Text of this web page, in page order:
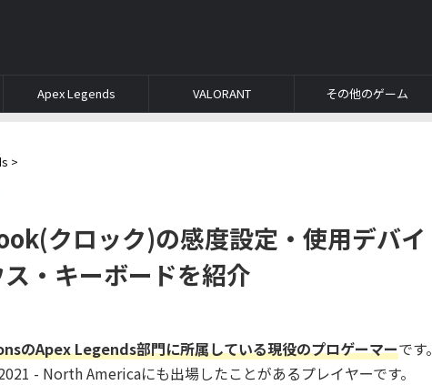
Apex Legends VALORANT その他のゲーム
>
クロック)の感度設定・使用デバイ
・キーボードを紹介
のApex Legends部門に所属している現役のプロゲーマーです。
- North Americaにも出場したことがあるプレイヤーです。